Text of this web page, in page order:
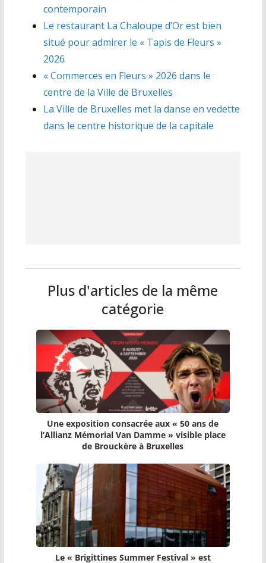
contemporain
Le restaurant La Chaloupe d’Or est bien
situé pour admirer le « Tapis de Fleurs »
2026
« Commerces en Fleurs » 2026 dans le
centre de la Ville de Bruxelles
La Ville de Bruxelles met la danse en vedette
dans le centre historique de la capitale
Plus d'articles de la même
catégorie
Une exposition consacrée aux « 50 ans de
l’Allianz Mémorial Van Damme » visible place
de Brouckère à Bruxelles
Le « Brigittines Summer Festival » est